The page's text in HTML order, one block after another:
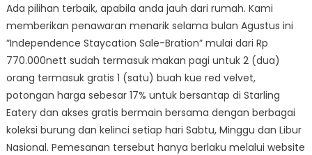
Ada pilihan terbaik, apabila anda jauh dari rumah. Kami
memberikan penawaran menarik selama bulan Agustus ini
”Independence Staycation Sale-Bration” mulai dari Rp
770.000nett sudah termasuk makan pagi untuk 2 (dua)
orang termasuk gratis 1 (satu) buah kue red velvet,
potongan harga sebesar 17% untuk bersantap di Starling
Eatery dan akses gratis bermain bersama dengan berbagai
koleksi burung dan kelinci setiap hari Sabtu, Minggu dan Libur
Nasional. Pemesanan tersebut hanya berlaku melalui website